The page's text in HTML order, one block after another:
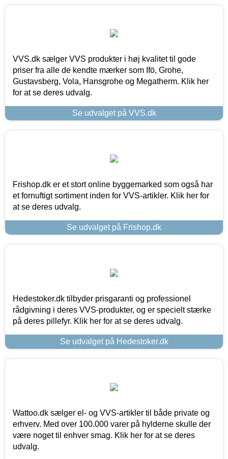
VVS.dk sælger VVS produkter i høj kvalitet til gode
priser fra alle de kendte mærker som Ifö, Grohe,
Gustavsberg, Vola, Hansgrohe og Megatherm. Klik her
for at se deres udvalg.
Se udvalget på VVS.dk
Frishop.dk er et stort online byggemarked som også har
et fornuftigt sortiment inden for VVS-artikler. Klik her for
at se deres udvalg.
Se udvalget på Frishop.dk
Hedestoker.dk tilbyder prisgaranti og professionel
rådgivning i deres VVS-produkter, og er specielt stærke
på deres pillefyr. Klik her for at se deres udvalg.
Se udvalget på Hedestoker.dk
Wattoo.dk sælger el- og VVS-artikler til både private og
erhverv. Med over 100.000 varer på hylderne skulle der
være noget til enhver smag. Klik her for at se deres
udvalg.